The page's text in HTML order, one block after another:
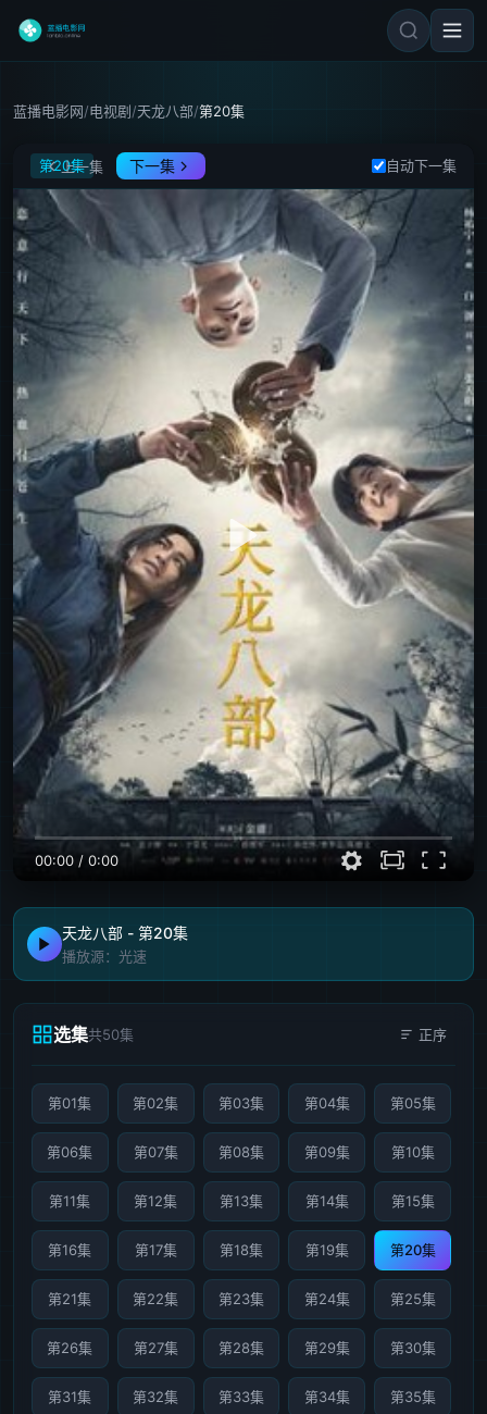
蓝播电影网/电视剧/天龙八部/第20集
天龙八部
第20集上一集 下一集 自动下一集
00:00 / 0:00
天龙八部 - 第20集
播放源：光速
选集共50集 正序
第01集 第02集 第03集 第04集 第05集
第06集 第07集 第08集 第09集 第10集
第11集 第12集 第13集 第14集 第15集
第16集 第17集 第18集 第19集 第20集
第21集 第22集 第23集 第24集 第25集
第26集 第27集 第28集 第29集 第30集
第31集 第32集 第33集 第34集 第35集